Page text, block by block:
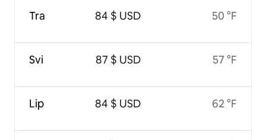
Tra
Svi
Lip
84 $ USD
87 $ USD
84 $ USD
50 °F
57 °F
62 °F